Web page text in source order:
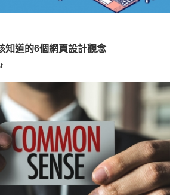
知道的6個網頁設計觀念